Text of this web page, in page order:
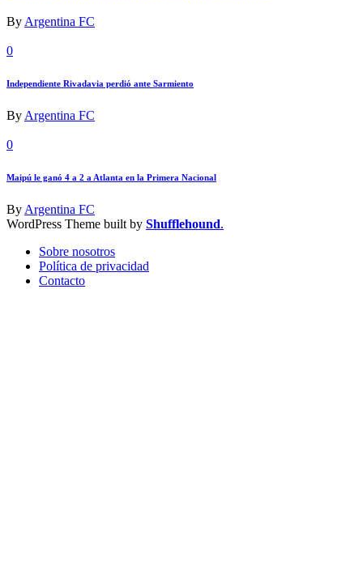
ByArgentina FC
0
Independiente Rivadavia perdió ante Sarmiento
By Argentina FC
0
Maipú le ganó 4 a 2 a Atlanta en la Primera Nacional
By Argentina FC
WordPress Theme built by Shufflehound.
Sobre nosotros
Política de privacidad
Contacto